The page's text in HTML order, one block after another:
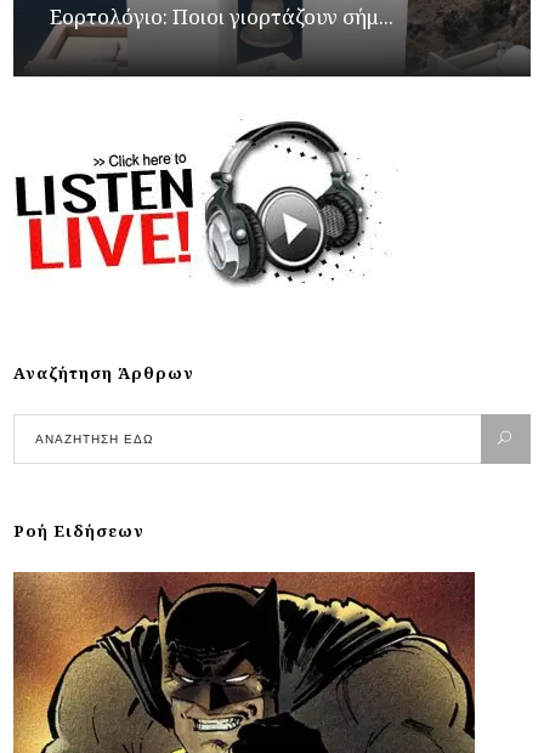
Εορτολόγιο: Ποιοι γιορτάζουν σήμ...
Αναζήτηση Άρθρων
Ροή Ειδήσεων